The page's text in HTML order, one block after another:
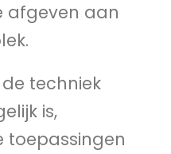
afgeven aan
techniek
is,
toepassingen